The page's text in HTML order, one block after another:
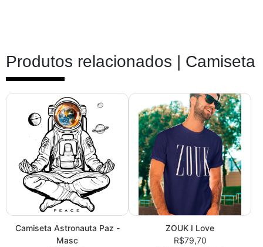
Produtos relacionados | Camiseta
Camiseta Astronauta Paz -
Masc
ZOUK I Love
R$79,70